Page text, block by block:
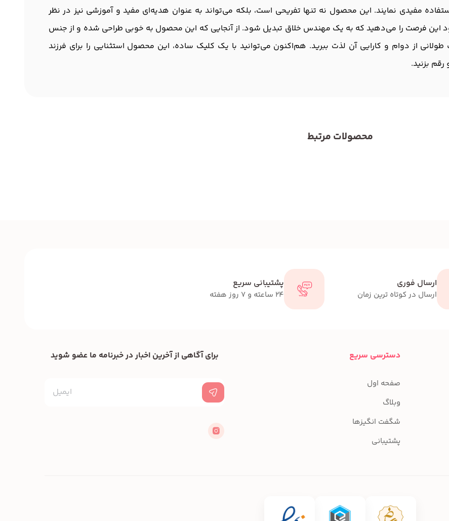
مفیدی نمایند. این محصول نه تنها تفریحی است، بلکه می‌تواند به عنوان هدیه‌ای مفید و آموزشی نیز در نظر
این فرصت را می‌دهید که به یک مهندس خلاق تبدیل شود. از آنجایی که این محصول به خوبی طراحی شده و از جنس
از دوام و کارایی آن لذت ببرید. هم‌اکنون می‌توانید با یک کلیک ساده، این محصول استثنایی را برای فرزند
رقم بزنید.
محصولات مرتبط
ارسال فوری
ارسال در کوتاه ترین زمان
پشتیبانی سریع
24 ساعته و 7 روز هفته
دسترسی سریع
صفحه اول
وبلاگ
شگفت انگیزها
پشتیبانی
برای آگاهی از آخرین اخبار در خبرنامه ما عضو شوید